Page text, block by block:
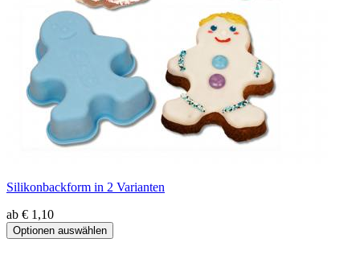
Silikonbackform in 2 Varianten
ab € 1,10